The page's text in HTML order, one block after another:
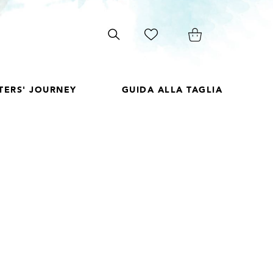
Search
JOURNEY GUIDA ALLA TAGLIA